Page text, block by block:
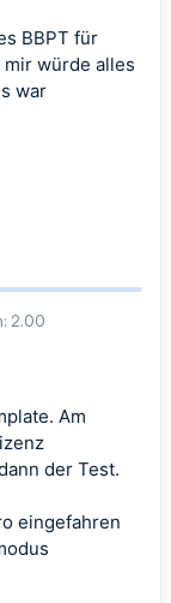
e
t
i
v
i
m
e
BBPT für
würde alles
war
e
g
t
i
v
e
2.00
Am
der Test.
eingefahren